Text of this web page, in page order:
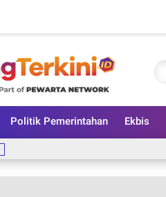
Politik Pemerintahan Ekbis